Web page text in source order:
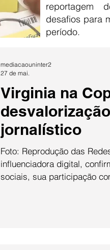
reportagem
desafios para
período.
Virginia na
jornalístico
Foto: Reprodução das
influenciadora digital,
sociais, sua participação
mediacaouninter2
27 de mai.